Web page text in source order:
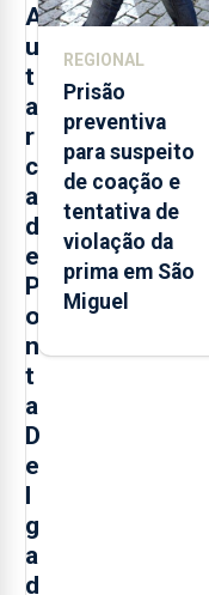
A
u
t
a
r
c
a
d
e
P
o
n
t
a
D
e
l
g
a
d
REGIONAL
Prisão
preventiva
para suspeito
de coação e
tentativa de
violação da
prima em São
Miguel